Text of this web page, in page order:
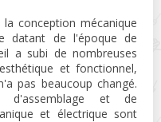
conception mécanique
datant de l'époque de
a subi de nombreuses
et fonctionnel,
pas beaucoup changé.
d'assemblage et de
et électrique sont